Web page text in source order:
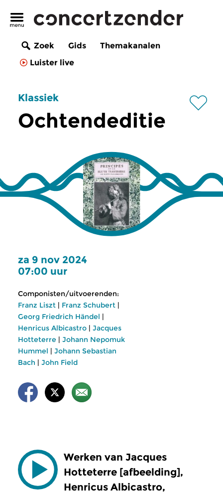
Zoek Gids
Themakanalen
Luister live
Klassiek
Ochtendeditie
za 9 nov 2024
07:00 uur
Componisten/uitvoerenden:
Franz Liszt | Franz Schubert |
Georg Friedrich Händel |
Henricus Albicastro | Jacques
Hotteterre | Johann Nepomuk
Hummel | Johann Sebastian
Bach | John Field
Werken van Jacques
Hotteterre [afbeelding],
Henricus Albicastro,